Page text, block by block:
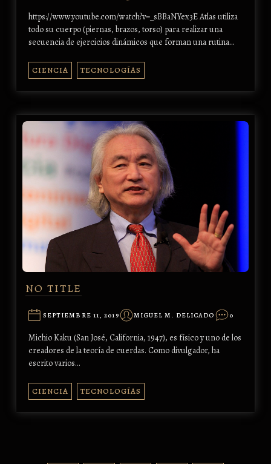
https://www.youtube.com/watch?v=_sBBaNYex3E Atlas utiliza
todo su cuerpo (piernas, brazos, torso) para realizar una
secuencia de ejercicios dinámicos que forman una rutina…
CIENCIA TECNOLOGÍAS
NO TITLE
SEPTIEMBRE 11, 2019 MIGUEL M. DELICADO 0
Michio Kaku (San José, California, 1947), es físico y uno de los
creadores de la teoría de cuerdas. Como divulgador, ha
escrito varios…
CIENCIA TECNOLOGÍAS